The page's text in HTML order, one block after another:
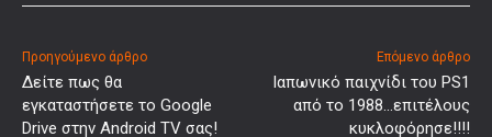
Προηγούμενο άρθρο
Δείτε πως θα
εγκαταστήσετε το Google
Drive στην Android TV σας!
Επόμενο άρθρο
Ιαπωνικό παιχνίδι του PS1
από το 1988…επιτέλους
κυκλοφόρησε!!!!